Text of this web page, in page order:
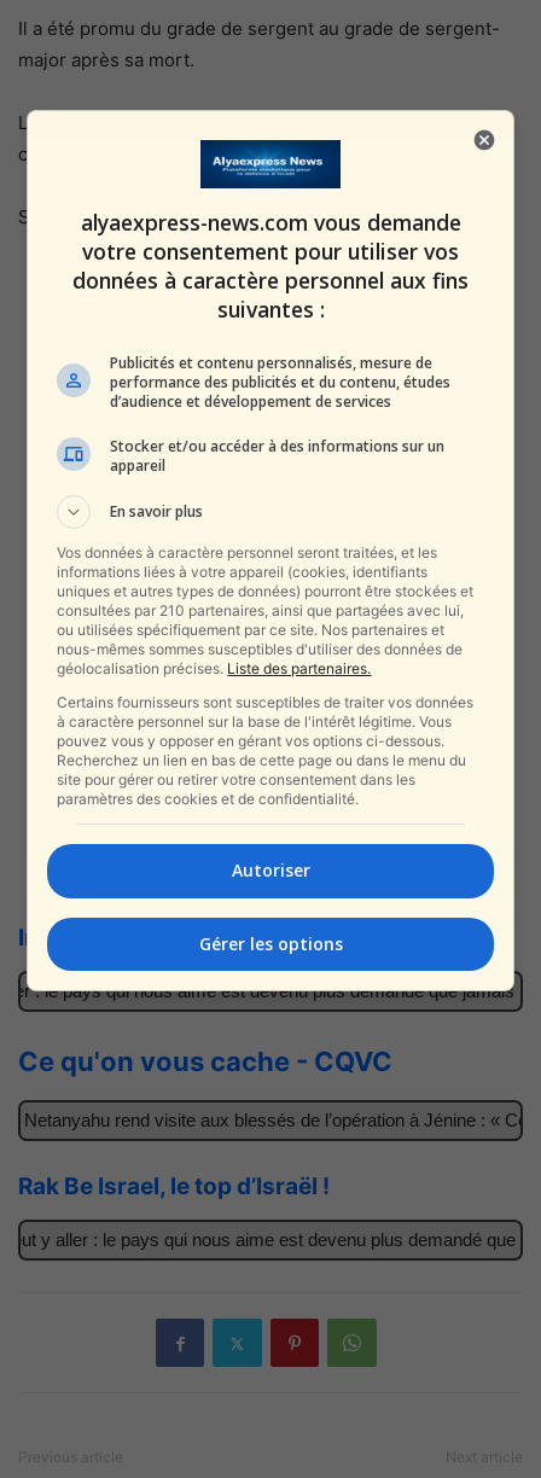
Il a été promu du grade de sergent au grade de sergent-
major après sa mort.
L’armée israélienne partage le chagrin de la famille et
continuera de l’accompagner.
Sergent-major (res.) Shmuel Harari z »l
Infos Israel News en direct d’Israël
: le pays qui nous aime est devenu plus demandé que jamais
Ce qu'on vous cache - CQVC
rend visite aux blessés de l’opération à Jénine : « Ces
Rak Be Israel, le top d’Israël !
y aller : le pays qui nous aime est devenu plus demandé que
Previous article Next article
alyaexpress-news.com vous demande
votre consentement pour utiliser vos
données à caractère personnel aux fins
suivantes :
Publicités et contenu personnalisés, mesure de
performance des publicités et du contenu, études
d’audience et développement de services
Stocker et/ou accéder à des informations sur un
appareil
En savoir plus
Vos données à caractère personnel seront traitées, et les
informations liées à votre appareil (cookies, identifiants
uniques et autres types de données) pourront être stockées et
consultées par 210 partenaires, ainsi que partagées avec lui,
ou utilisées spécifiquement par ce site. Nos partenaires et
nous-mêmes sommes susceptibles d'utiliser des données de
géolocalisation précises. Liste des partenaires.
Certains fournisseurs sont susceptibles de traiter vos données
à caractère personnel sur la base de l'intérêt légitime. Vous
pouvez vous y opposer en gérant vos options ci-dessous.
Recherchez un lien en bas de cette page ou dans le menu du
site pour gérer ou retirer votre consentement dans les
paramètres des cookies et de confidentialité.
Autoriser
Gérer les options